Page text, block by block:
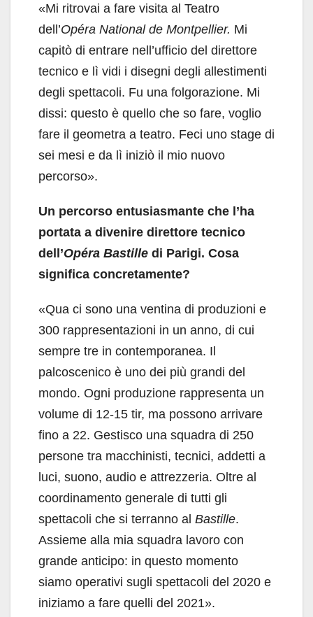
«Mi ritrovai a fare visita al Teatro
dell’Opéra National de Montpellier. Mi
capitò di entrare nell’ufficio del direttore
tecnico e lì vidi i disegni degli allestimenti
degli spettacoli. Fu una folgorazione. Mi
dissi: questo è quello che so fare, voglio
fare il geometra a teatro. Feci uno stage di
sei mesi e da lì iniziò il mio nuovo
percorso».
Un percorso entusiasmante che l’ha
portata a divenire direttore tecnico
dell’Opéra Bastille di Parigi. Cosa
significa concretamente?
«Qua ci sono una ventina di produzioni e
300 rappresentazioni in un anno, di cui
sempre tre in contemporanea. Il
palcoscenico è uno dei più grandi del
mondo. Ogni produzione rappresenta un
volume di 12-15 tir, ma possono arrivare
fino a 22. Gestisco una squadra di 250
persone tra macchinisti, tecnici, addetti a
luci, suono, audio e attrezzeria. Oltre al
coordinamento generale di tutti gli
spettacoli che si terranno al Bastille.
Assieme alla mia squadra lavoro con
grande anticipo: in questo momento
siamo operativi sugli spettacoli del 2020 e
iniziamo a fare quelli del 2021».